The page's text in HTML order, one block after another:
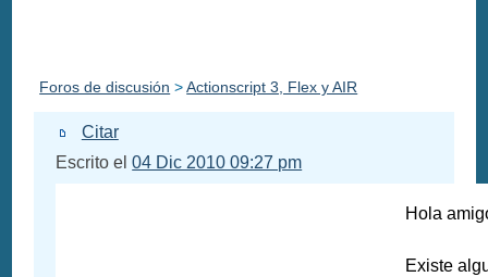
Foros de discusión >Actionscript 3, Flex y AIR
Citar
Escrito el04 Dic 2010 09:27 pm
Hola
Existe